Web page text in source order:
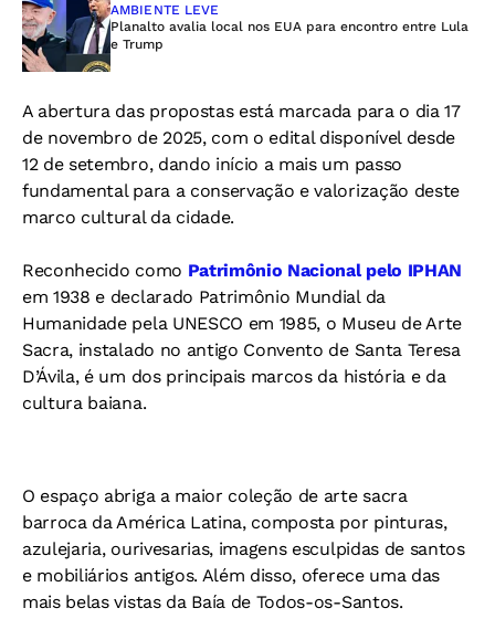
AMBIENTE LEVE
Planalto avalia local nos EUA para encontro entre Lula
e Trump
A abertura das propostas está marcada para o dia 17
de novembro de 2025, com o edital disponível desde
12 de setembro, dando início a mais um passo
fundamental para a conservação e valorização deste
marco cultural da cidade.
Reconhecido como Patrimônio Nacional pelo IPHAN
em 1938 e declarado Patrimônio Mundial da
Humanidade pela UNESCO em 1985, o Museu de Arte
Sacra, instalado no antigo Convento de Santa Teresa
D’Ávila, é um dos principais marcos da história e da
cultura baiana.
O espaço abriga a maior coleção de arte sacra
barroca da América Latina, composta por pinturas,
azulejaria, ourivesarias, imagens esculpidas de santos
e mobiliários antigos. Além disso, oferece uma das
mais belas vistas da Baía de Todos-os-Santos.